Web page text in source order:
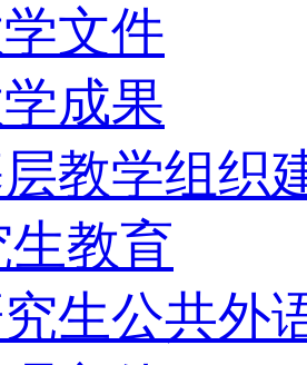
文件
成果
教学组织
教育
生公共外